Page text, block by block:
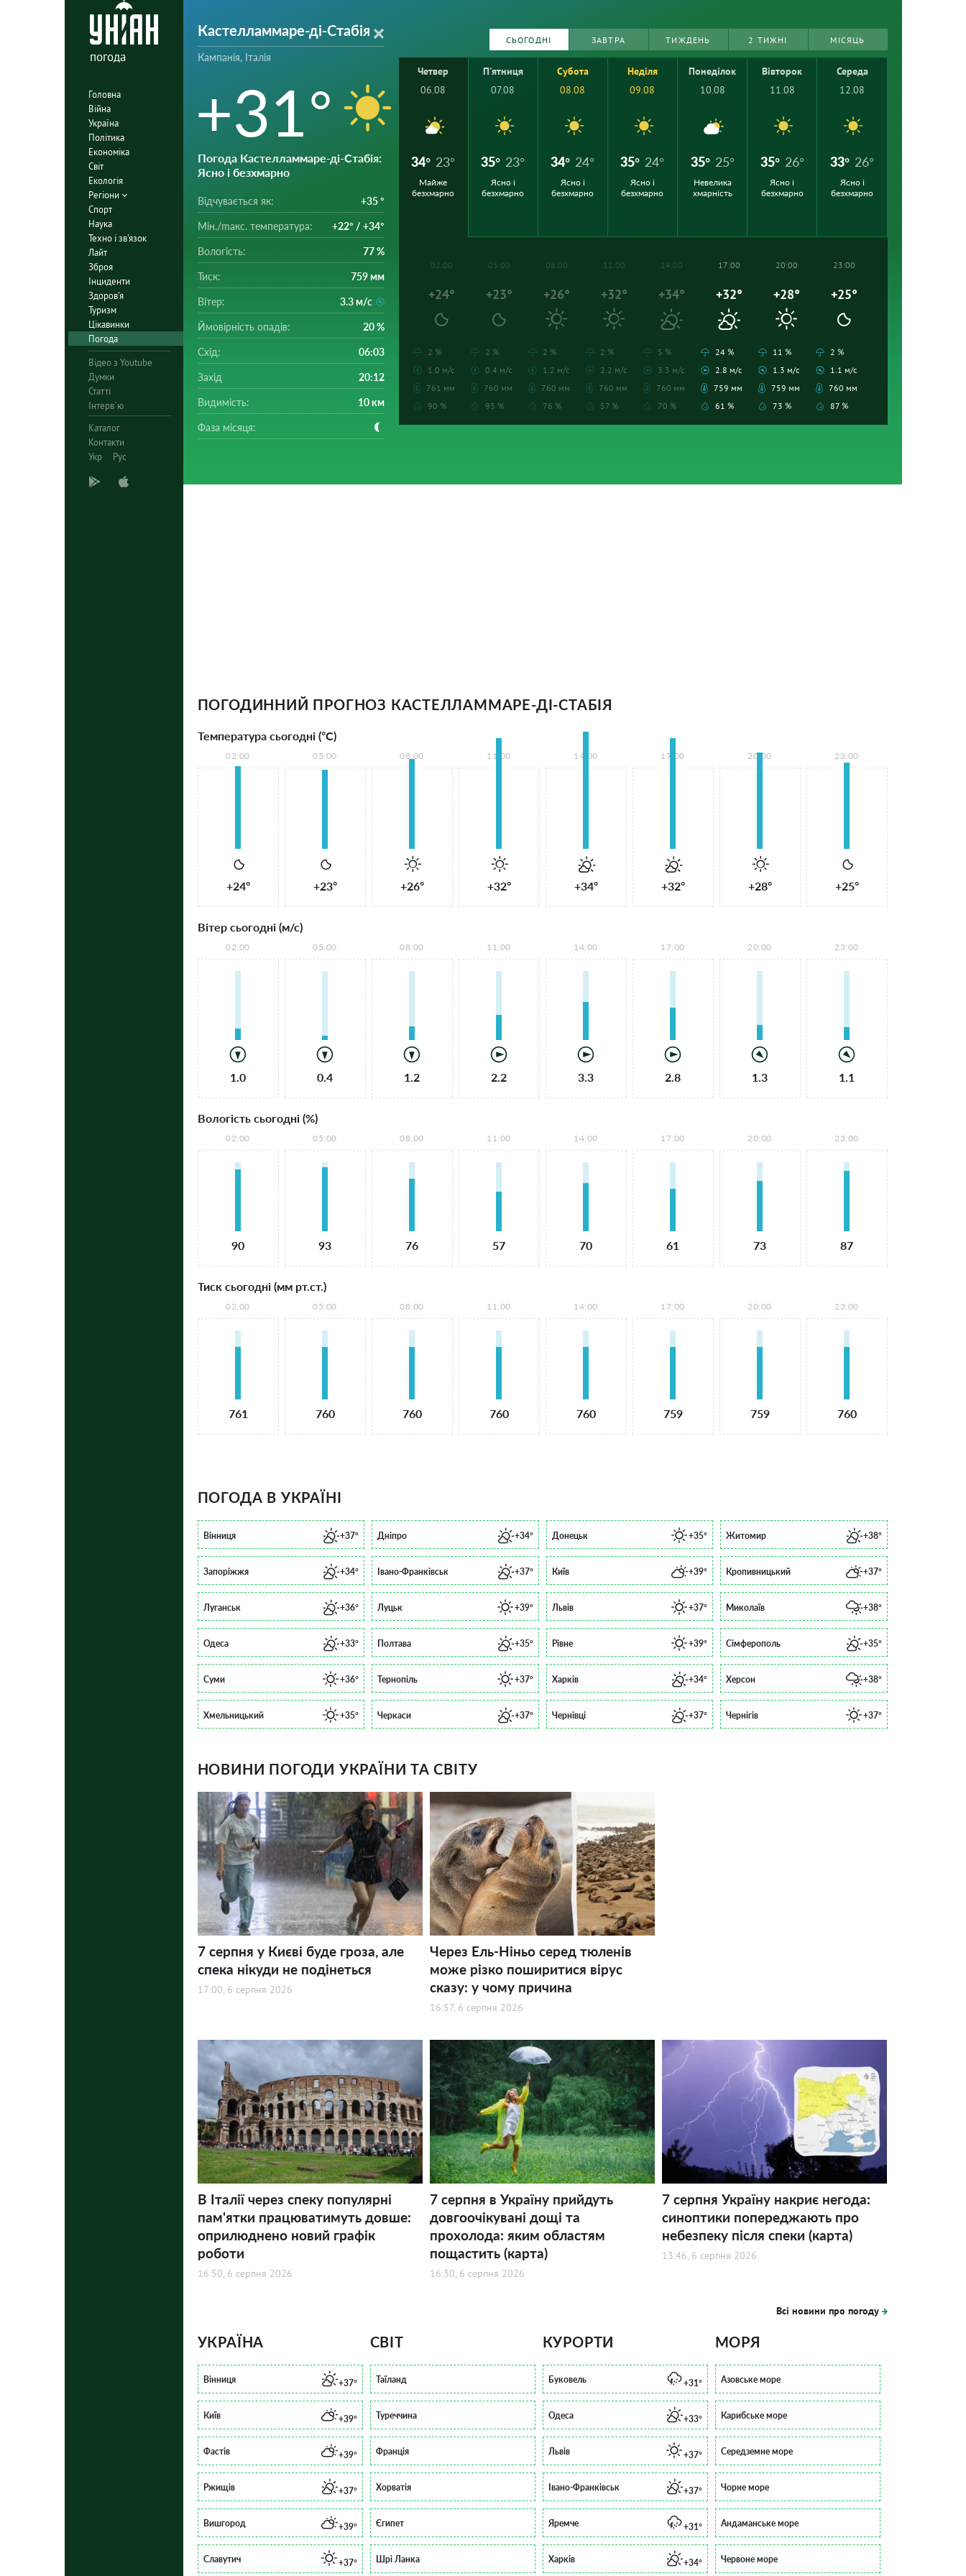
погода
Головна
Війна
Україна
Політика
Економіка
Світ
Екологія
Регіони
Спорт
Наука
Техно і зв'язок
Лайт
Зброя
Інциденти
Здоров'я
Туризм
Цікавинки
Погода
Відео з Youtube
Думки
Статті
Інтерв`ю
Каталог
Контакти
Укр
Рус
Кастелламмаре-ді-Стабія
Кампанія, Італія
+31°
Погода Кастелламмаре-ді-Стабія:
Ясно і безхмарно
Відчувається як: +35 °
Мін./mакс. температура: +22° / +34°
Вологість: 77 %
Тиск: 759 мм
Вітер: 3.3 м/с
Ймовірність опадів: 20 %
Схід: 06:03
Захід 20:12
Видимість: 10 км
Фаза місяця:
СЬОГОДНІ ЗАВТРА ТИЖДЕНЬ 2 ТИЖНІ МІСЯЦЬ
Четвер
06.08
34° 23°
Майже
безхмарно
П'ятниця
07.08
35° 23°
Ясно і
безхмарно
Субота
08.08
34° 24°
Ясно і
безхмарно
Неділя
09.08
35° 24°
Ясно і
безхмарно
Понеділок
10.08
35° 25°
Невелика
хмарність
Вівторок
11.08
35° 26°
Ясно і
безхмарно
Середа
12.08
33° 26°
Ясно і
безхмарно
02:00
+24°
2 %
1.0 м/с
761 мм
90 %
05:00
+23°
2 %
0.4 м/с
760 мм
93 %
08:00
+26°
2 %
1.2 м/с
760 мм
76 %
11:00
+32°
2 %
2.2 м/с
760 мм
57 %
14:00
+34°
5 %
3.3 м/с
760 мм
70 %
17:00
+32°
24 %
2.8 м/с
759 мм
61 %
20:00
+28°
11 %
1.3 м/с
759 мм
73 %
23:00
+25°
2 %
1.1 м/с
760 мм
87 %
ПОГОДИННИЙ ПРОГНОЗ КАСТЕЛЛАММАРЕ-ДІ-СТАБІЯ
Температура сьогодні (°С)
02:00
+24°
05:00
+23°
08:00
+26°
11:00
+32°
14:00
+34°
17:00
+32°
20:00
+28°
23:00
+25°
Вітер сьогодні (м/с)
02:00
1.0
05:00
0.4
08:00
1.2
11:00
2.2
14:00
3.3
17:00
2.8
20:00
1.3
23:00
1.1
Вологість сьогодні (%)
02:00
90
05:00
93
08:00
76
11:00
57
14:00
70
17:00
61
20:00
73
23:00
87
Тиск сьогодні (мм рт.ст.)
02:00
761
05:00
760
08:00
760
11:00
760
14:00
760
17:00
759
20:00
759
23:00
760
ПОГОДА В УКРАЇНІ
Вінниця +37° Дніпро +34° Донецьк +35° Житомир +38°
Запоріжжя +34° Івано-Франківськ +37° Київ +39° Кропивницький +37°
Луганськ +36° Луцьк +39° Львів +37° Миколаїв +38°
Одеса +33° Полтава +35° Рівне +39° Сімферополь +35°
Суми +36° Тернопіль +37° Харків +34° Херсон +38°
Хмельницький +35° Черкаси +37° Чернівці +37° Чернігів +37°
НОВИНИ ПОГОДИ УКРАЇНИ ТА СВІТУ
7 серпня у Києві буде гроза, але
спека нікуди не подінеться
17:00, 6 серпня 2026
Через Ель-Ніньо серед тюленів
може різко поширитися вірус
сказу: у чому причина
16:57, 6 серпня 2026
В Італії через спеку популярні
пам'ятки працюватимуть довше:
оприлюднено новий графік
роботи
16:50, 6 серпня 2026
7 серпня в Україну прийдуть
довгоочікувані дощі та
прохолода: яким областям
пощастить (карта)
16:30, 6 серпня 2026
7 серпня Україну накриє негода:
синоптики попереджають про
небезпеку після спеки (карта)
13:46, 6 серпня 2026
Всі новини про погоду
УКРАЇНА
Вінниця +37°
Київ +39°
Фастів +39°
Ржищів +37°
Вишгород +39°
Славутич +37°
СВІТ
Таїланд
Туреччина
Франція
Хорватія
Єгипет
Шрі Ланка
КУРОРТИ
Буковель +31°
Одеса +33°
Львів +37°
Івано-Франківськ +37°
Яремче +31°
Харків +34°
МОРЯ
Азовське море
Карибське море
Середземне море
Чорне море
Андаманське море
Червоне море